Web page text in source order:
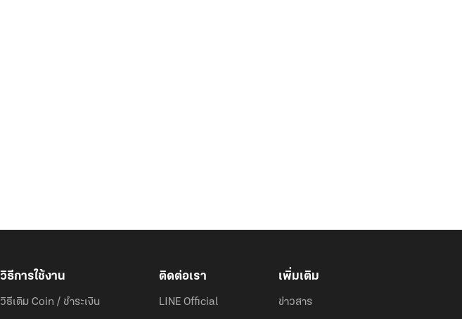
วิธีการใช้งาน
วิธีเติม Coin / ชำระเงิน
ติดต่อเรา
LINE Official
เพิ่มเติม
ข่าวสาร